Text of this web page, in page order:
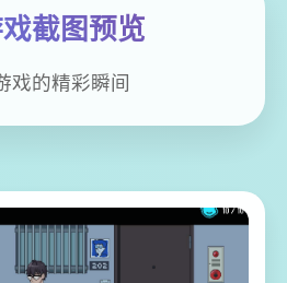
截图预览
戏的精彩瞬间